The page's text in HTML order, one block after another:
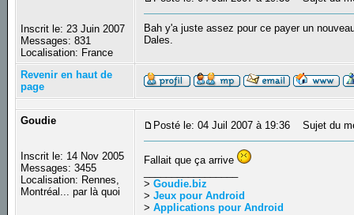
Inscrit le: 23 Juin 2007
Messages: 831
Localisation: France
Bah y'a juste assez pour ce payer un
Dales.
Revenir en haut de
page
Goudie
Inscrit le: 14 Nov 2005
Messages: 3455
Localisation: Rennes,
Montréal... par là quoi
Posté le: 04 Juil 2007 à 19:36 Sujet du
Fallait que ça arrive
>Goudie.biz
>Jeux pour Android
>Applications pour Android